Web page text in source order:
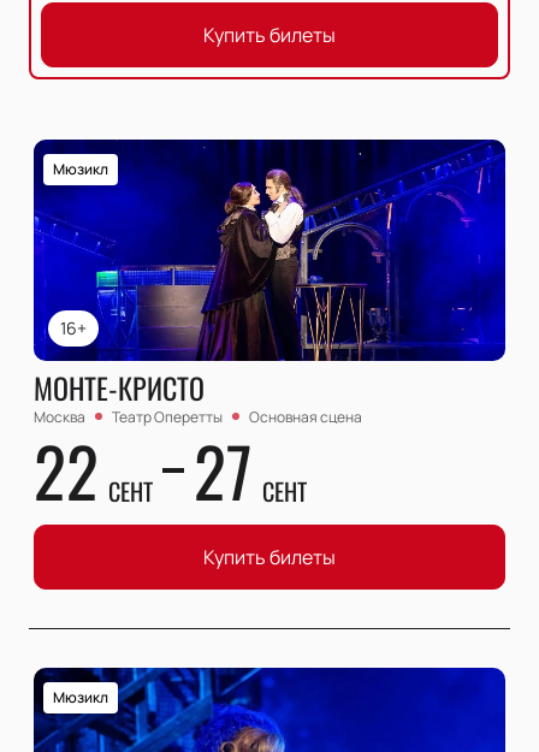
Купить билеты
16+
Мюзикл
МОНТЕ-КРИСТО
Москва Театр Оперетты Основная сцена
22 СЕНТ 27 СЕНТ
Купить билеты
Мюзикл